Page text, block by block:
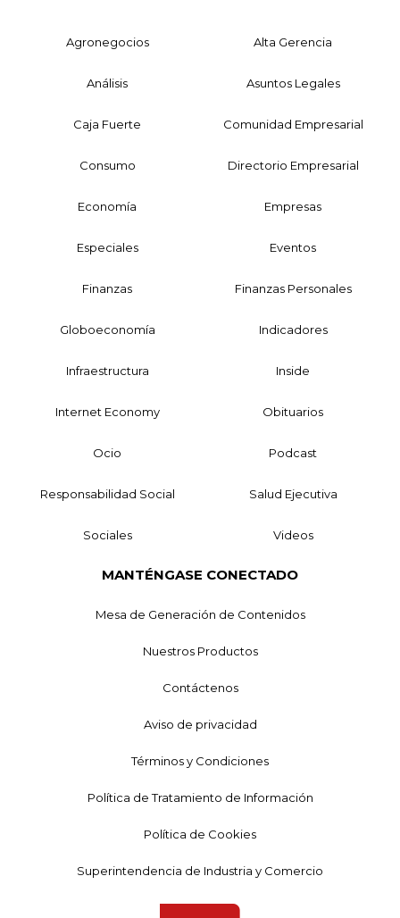
Agronegocios Alta Gerencia
Análisis Asuntos Legales
Caja Fuerte Comunidad Empresarial
Consumo Directorio Empresarial
Economía Empresas
Especiales Eventos
Finanzas Finanzas Personales
Globoeconomía Indicadores
Infraestructura Inside
Internet Economy Obituarios
Ocio Podcast
Responsabilidad Social Salud Ejecutiva
Sociales Videos
MANTÉNGASE CONECTADO
Mesa de Generación de Contenidos
Nuestros Productos
Contáctenos
Aviso de privacidad
Términos y Condiciones
Política de Tratamiento de Información
Política de Cookies
Superintendencia de Industria y Comercio